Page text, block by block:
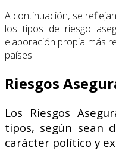
A continuación, se
los tipos de riesgo
elaboración propia más
países.
Riesgos
Los Riesgos
tipos, según sean
carácter político y